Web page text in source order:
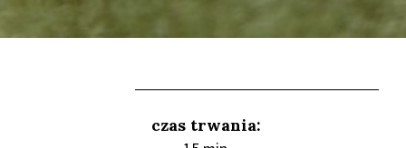
czas trwania: